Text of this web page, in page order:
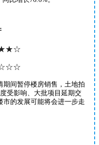
期间暂停楼房销售，土地拍
受影响、大批项目延期交
市的发展可能将会进一步走